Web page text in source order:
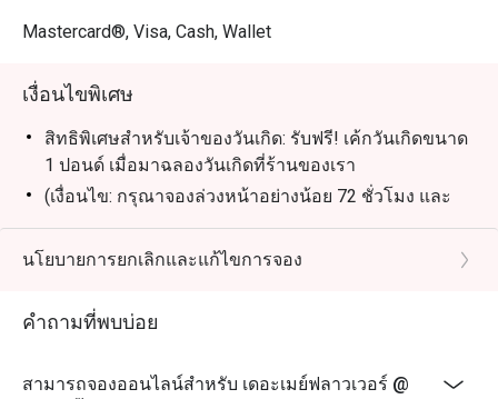
Mastercard®, Visa, Cash, Wallet
เงื่อนไขพิเศษ
สิทธิพิเศษสำหรับเจ้าของวันเกิด: รับฟรี! เค้กวันเกิดขนาด
1 ปอนด์ เมื่อมาฉลองวันเกิดที่ร้านของเรา
(เงื่อนไข: กรุณาจองล่วงหน้าอย่างน้อย 72 ชั่วโมง และ
ระบุข้อความ "ฉลองวันเกิด" ในรายละเอียดการจอง)
นโยบายการยกเลิกและแก้ไขการจอง
คำถามที่พบบ่อย
สามารถจองออนไลน์สำหรับ เดอะเมย์ฟลาวเวอร์ @